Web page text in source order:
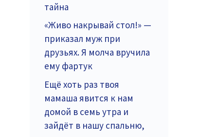
тайна
«Живо накрывай стол!» —
приказал муж при
друзьях. Я молча вручила
ему фартук
Ещё хоть раз твоя
мамаша явится к нам
домой в семь утра и
зайдёт в нашу спальню,